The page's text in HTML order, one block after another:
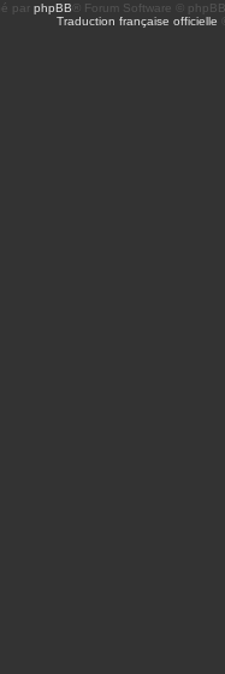
par phpBB ® Forum Software ©
Traduction française officielle